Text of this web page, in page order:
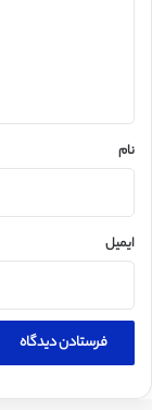
نام
ایمیل